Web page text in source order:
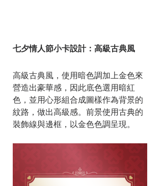
七夕情人節小卡設計：高級古典風
高級古典風，使用暗色調加上金色來
營造出豪華感，因此底色選用暗紅
色，並用心形組合成圖樣作為背景的
紋路，做出高級感。前景使用古典的
裝飾線與邊框，以金色色調呈現。